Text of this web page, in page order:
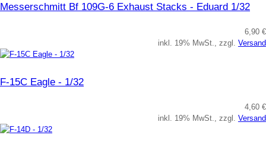
Messerschmitt Bf 109G-6 Exhaust Stacks - Eduard 1/32
6,90 €
inkl. 19% MwSt., zzgl. Versand
F-15C Eagle - 1/32
4,60 €
inkl. 19% MwSt., zzgl. Versand